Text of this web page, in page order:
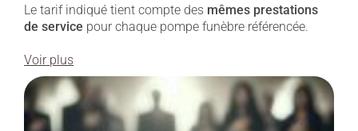
Le tarif indiqué tient compte des mêmes prestations
de service pour chaque pompe funèbre référencée.
Voir plus